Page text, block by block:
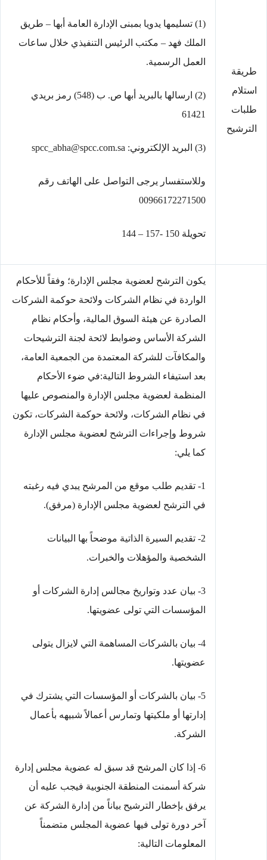
طريقة
استلام
طلبات
الترشيح
(1) تسليمها يدويا بمبنى الإدارة العامة أبها – طريق
الملك فهد – مكتب الرئيس التنفيذي خلال ساعات
العمل الرسمية.
(2) ارسالها بالبريد أبها ص. ب (548) رمز بريدي
61421
(3) البريد الإلكتروني: spcc_abha@spcc.com.sa
وللاستفسار يرجى التواصل على الهاتف رقم
00966172271500
تحويلة 150 -157 – 144
يكون الترشح لعضوية مجلس الإدارة؛ وفقاً للأحكام
الواردة في نظام الشركات ولائحة حوكمة الشركات
الصادرة عن هيئة السوق المالية، وأحكام نظام
الشركة الأساس وضوابط لائحة لجنة الترشيحات
والمكافآت للشركة المعتمدة من الجمعية العامة،
بعد استيفاء الشروط التالية:في ضوء الأحكام
المنظمة لعضوية مجلس الإدارة والمنصوص عليها
في نظام الشركات، ولائحة حوكمة الشركات، تكون
شروط وإجراءات الترشح لعضوية مجلس الإدارة
كما يلي:
1- تقديم طلب موقع من المرشح يبدي فيه رغبته
في الترشح لعضوية مجلس الإدارة (مرفق).
2- تقديم السيرة الذاتية موضحاً بها البيانات
الشخصية والمؤهلات والخبرات.
3- بيان عدد وتواريخ مجالس إدارة الشركات أو
المؤسسات التي تولى عضويتها.
4- بيان بالشركات المساهمة التي لايزال يتولى
عضويتها.
5- بيان بالشركات أو المؤسسات التي يشترك في
إدارتها أو ملكيتها وتمارس أعمالاً شبيهه بأعمال
الشركة.
6- إذا كان المرشح قد سبق له عضوية مجلس إدارة
شركة أسمنت المنطقة الجنوبية فيجب عليه أن
يرفق بإخطار الترشيح بياناً من إدارة الشركة عن
آخر دورة تولى فيها عضوية المجلس متضمناً
المعلومات التالية: